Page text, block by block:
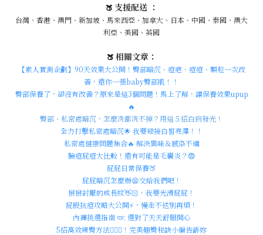
🍑 支援配送 ：
台灣、香港、澳門、新加坡、馬來西亞、 加拿大、日本、中國、泰國、澳大
利亞、美國、英國
🍑 相關文章：
【素人實測企劃】90天效果大公開！臀部暗沉、痘疤、痘痘、顆粒一次改
善，還你一張baby臀部肌！
！
臀部保養了，卻沒有改善？原來是這3個問題！馬上了解，讓保養效果upup
🔥
臀部、私密處暗沉，怎麼洗都洗不掉？用這５招白到發光！
全力打擊私密處暗沉🌟 我要迎接白皙亮澤！！
私密處健康問題集合🔥 解決異味＆感染不適
臉痘屁痘大比較！還有可能是毛囊炎？😨
屁屁日常保養🍑
屁屁暗沉怎麼辦😫交給我們吧！
掰掰討厭的成長紋👋🏻，我要光滑屁屁！
屁股抗痘攻略大公開⚡️，慢走不送別再煩！
內褲挑選指南 🩲: 選對了天天舒服開心
5招高效練臀方法🏋🏻‍♀️！完美翹臀秘訣小編告訴妳